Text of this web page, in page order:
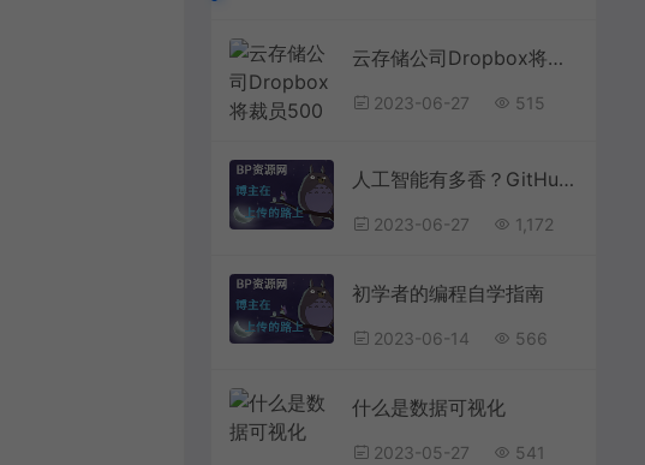
云存储公司Dropbox将裁员500人，称未来属于人工智能
2023-06-27 515
人工智能有多香？GitHub调查发现美国超九成码农已投向AI怀抱天安门上毛主席像已挂73年，还要挂多久？早在1980年邓公便已解答
2023-06-27 1,172
初学者的编程自学指南
2023-06-14 566
什么是数据可视化
2023-05-27 541